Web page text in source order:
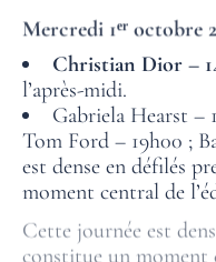
GALERIE
FAQ
ACTUALITÉS
Mercredi 1ᵉʳ octobre
Christian Dior –
l’après-midi.
Gabriela Hearst –
Tom Ford – 19h00 ;
est dense en défilés
moment central de
Cette journée est
constitue un moment